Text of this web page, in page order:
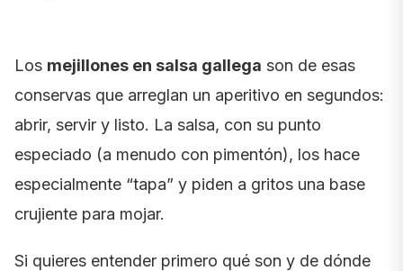
Los mejillones en salsa gallega son de esas
conservas que arreglan un aperitivo en segundos:
abrir, servir y listo. La salsa, con su punto
especiado (a menudo con pimentón), los hace
especialmente “tapa” y piden a gritos una base
crujiente para mojar.
Si quieres entender primero qué son y de dónde